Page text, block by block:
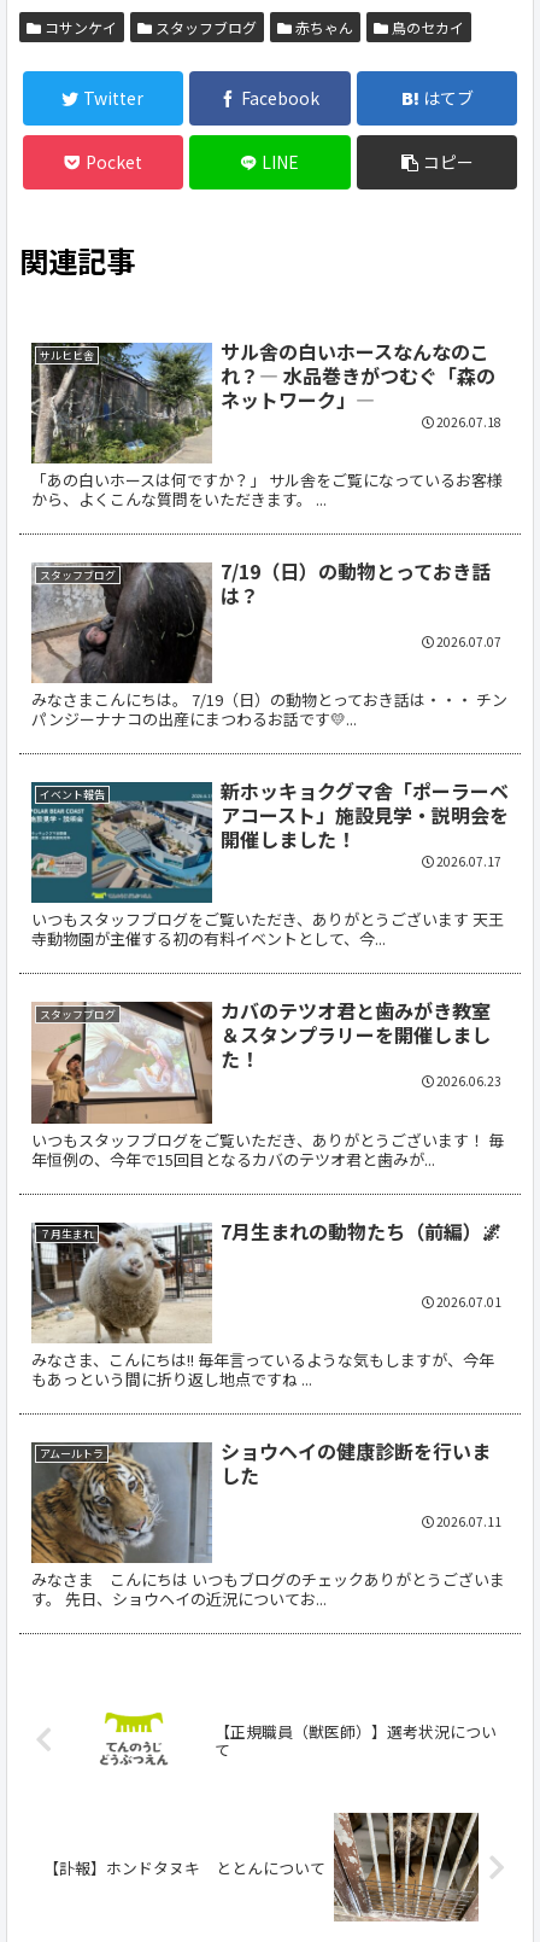
コサンケイ スタッフブログ 赤ちゃん 鳥のセカイ
Twitter Facebook はてブ
Pocket LINE コピー
関連記事
サルヒヒ舎
サル舎の白いホースなんなのこ
れ？― 水品巻きがつむぐ「森の
ネットワーク」―
「あの白いホースは何ですか？」 サル舎をご覧になっているお客様
から、よくこんな質問をいただきます。 ...
2026.07.18
スタッフブログ
7/19（日）の動物とっておき話
は？
みなさまこんにちは。 7/19（日）の動物とっておき話は・・・ チン
パンジーナナコの出産にまつわるお話です💛...
2026.07.07
イベント報告
新ホッキョクグマ舎「ポーラーベ
アコースト」施設見学・説明会を
開催しました！
いつもスタッフブログをご覧いただき、ありがとうございます 天王
寺動物園が主催する初の有料イベントとして、今...
2026.07.17
スタッフブログ
カバのテツオ君と歯みがき教室
＆スタンプラリーを開催しまし
た！
いつもスタッフブログをご覧いただき、ありがとうございます！ 毎
年恒例の、今年で15回目となるカバのテツオ君と歯みが...
2026.06.23
７月生まれ 7月生まれの動物たち（前編）🌌
みなさま、こんにちは!! 毎年言っているような気もしますが、今年
もあっという間に折り返し地点ですね ...
2026.07.01
アムールトラ
ショウヘイの健康診断を行いま
した
みなさま こんにちは いつもブログのチェックありがとうございま
す。 先日、ショウヘイの近況についてお...
2026.07.11
【正規職員（獣医師）】選考状況につい
て
【訃報】ホンドタヌキ ととんについて